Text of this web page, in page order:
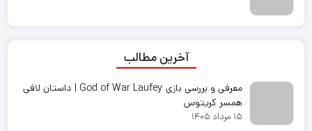
آخرین مطالب
معرفی و بررسی بازی God of War Laufey | داستان لافی
همسر کریتوس
۱۵ مرداد ۱۴۰۵